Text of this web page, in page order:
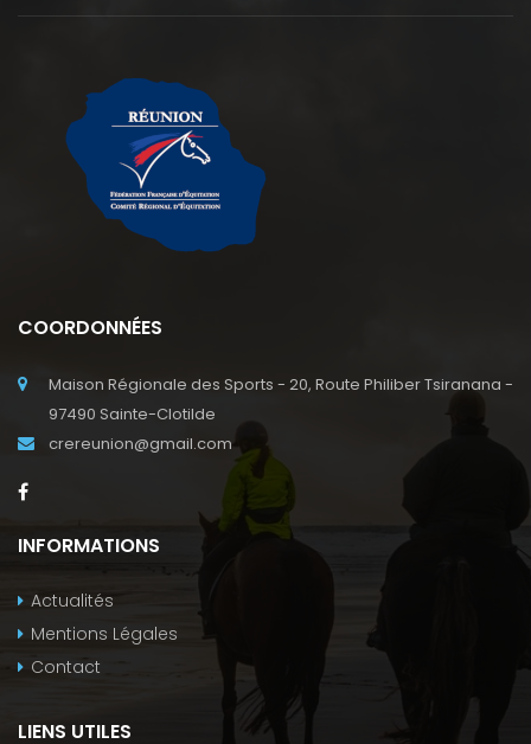
COORDONNÉES
Maison Régionale des Sports - 20, Route Philiber Tsiranana -
97490 Sainte-Clotilde
crereunion@gmail.com
INFORMATIONS
Actualités
Mentions Légales
Contact
LIENS UTILES